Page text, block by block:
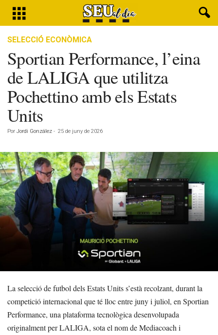
SELECCIÓ ECONÒMICA
Sportian Performance, l’eina
de LALIGA que utilitza
Pochettino amb els Estats
Units
Por Jordi González - 25 de juny de 2026
La selecció de futbol dels Estats Units s’està recolzant, durant la
competició internacional que té lloc entre juny i juliol, en Sportian
Performance, una plataforma tecnològica desenvolupada
originalment per LALIGA, sota el nom de Mediacoach i